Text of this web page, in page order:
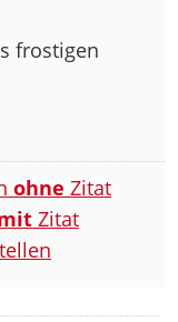
frostigen
ohne Zitat
Zitat